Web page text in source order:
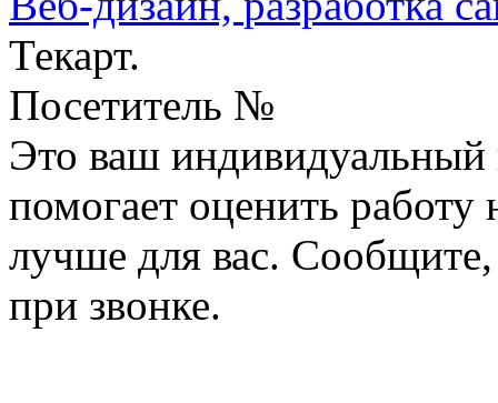
Текарт.
Посетитель №
Это ваш
помогает оценить работу
лучше для вас.
при звонке.